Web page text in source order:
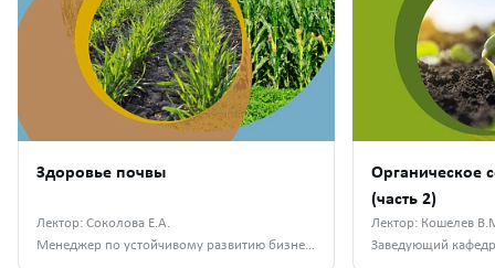
Здоровье почвы
Лектор: Соколова Е.А.
Менеджер по устойчивому развитию бизнеса компании «Сингента», к. б. н.
Органическое
(часть 2)
Лектор: Кошелев